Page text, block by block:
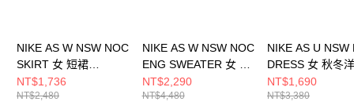
NIKE AS W NSW NOC
SKIRT 女 短裙
HQ6070010
NT$1,736
NT$2,480
NIKE AS W NSW NOC
ENG SWEATER 女 長
袖上衣 FV7802110
NT$2,290
NT$4,480
NIKE AS U NSW
DRESS 女 秋冬
FV7805010
NT$1,690
NT$3,380